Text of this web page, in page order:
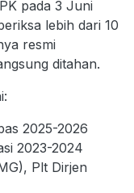
pada 3 Juni
lebih dari 10
resmi
ditahan.
2025-2026
2023-2024
Plt Dirjen